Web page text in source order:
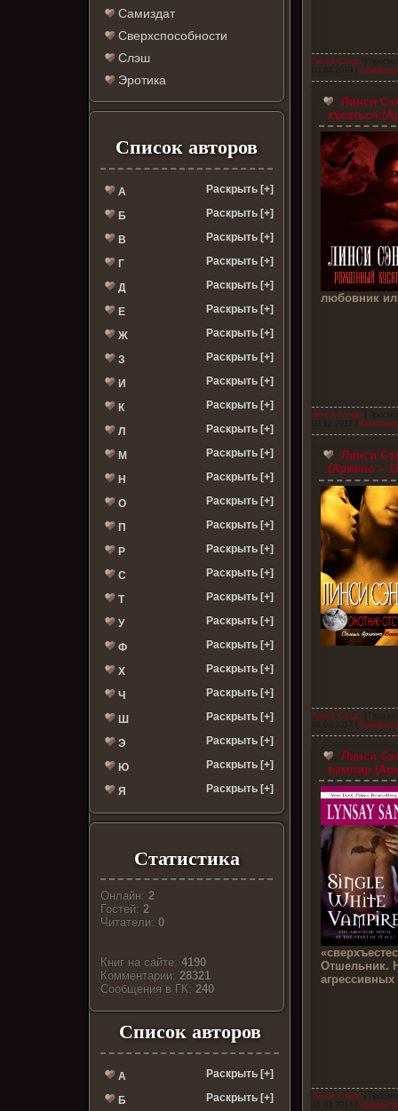
Самиздат
Сверхспособности
Слэш
Эротика
Список авторов
А Раскрыть [+]
Б Раскрыть [+]
В Раскрыть [+]
Г Раскрыть [+]
Д Раскрыть [+]
Е Раскрыть [+]
Ж Раскрыть [+]
З Раскрыть [+]
И Раскрыть [+]
К Раскрыть [+]
Л Раскрыть [+]
М Раскрыть [+]
Н Раскрыть [+]
О Раскрыть [+]
П Раскрыть [+]
Р Раскрыть [+]
С Раскрыть [+]
Т Раскрыть [+]
У Раскрыть [+]
Ф Раскрыть [+]
Х Раскрыть [+]
Ч Раскрыть [+]
Ш Раскрыть [+]
Э Раскрыть [+]
Ю Раскрыть [+]
Я Раскрыть [+]
Статистика
Онлайн:2
Гостей:2
Читатели:0
Книг на сайте:4190
Комментарии:28321
Cообщения в ГК:240
Список авторов
А Раскрыть [+]
Б Раскрыть [+]
Линси Сэндс
Линси
кусаться
любовник
Линси Сэндс
Линси
(Аржено –
Линси Сэндс
Линси
вампир
Отшельник.
Линси Сэндс